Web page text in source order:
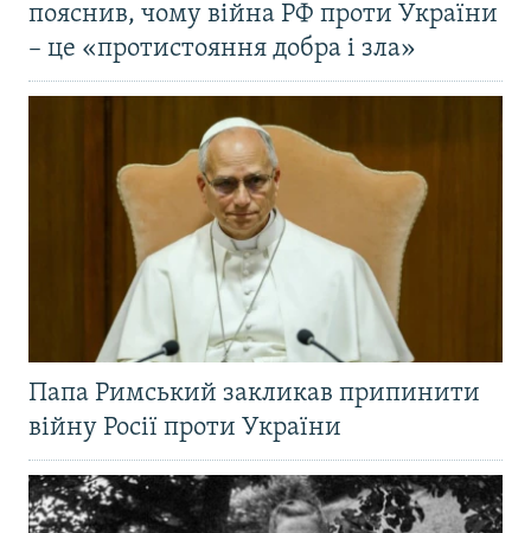
пояснив, чому війна РФ проти України
– це «протистояння добра і зла»
Папа Римський закликав припинити
війну Росії проти України